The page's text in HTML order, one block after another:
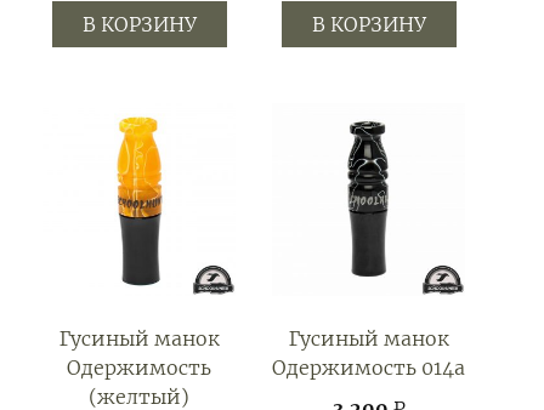
В КОРЗИНУ В КОРЗИНУ
Гусиный манок
Одержимость
(желтый)
Гусиный манок
Одержимость 014а